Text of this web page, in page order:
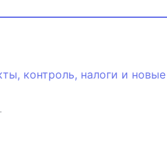
контроль, налоги и